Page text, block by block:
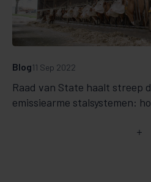
Raad van State haalt streep
emissiearme stalsystemen:
Blog11 Sep 2022